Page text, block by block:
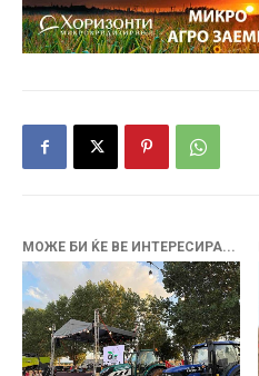
МОЖЕ БИ ЌЕ ВЕ ИНТЕРЕСИРА...